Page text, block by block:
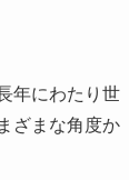
年にわたり世
ざまな角度か